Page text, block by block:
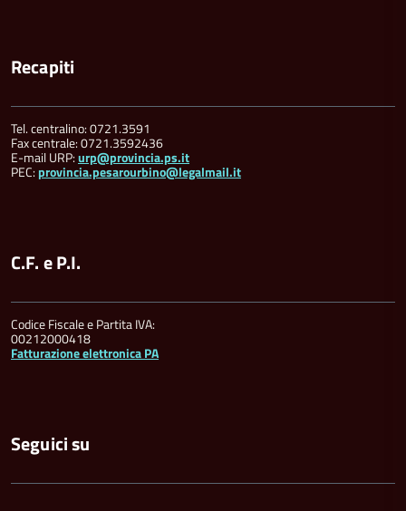
Recapiti
Tel. centralino: 0721.3591
Fax centrale: 0721.3592436
E-mail URP:urp@provincia.ps.it
PEC:provincia.pesarourbino@legalmail.it
C.F. e P.I.
Codice Fiscale e Partita IVA:
00212000418
Fatturazione elettronica PA
Seguici su